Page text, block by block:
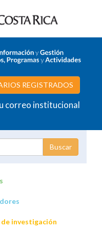
REGISTRADOS
correo institucional
investigación